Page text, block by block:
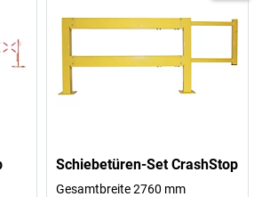
Schiebetüren-Set CrashStop
Gesamtbreite 2760 mm